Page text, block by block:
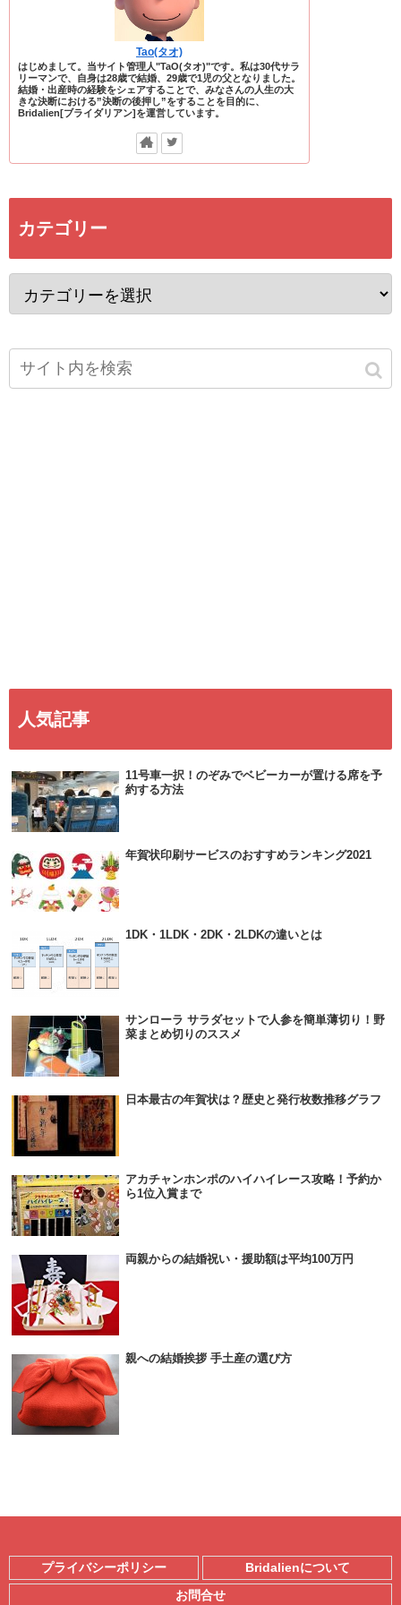
Tao(タオ)
はじめまして。当サイト管理人"TaO(タオ)"です。私は30代サラ
リーマンで、自身は28歳で結婚、29歳で1児の父となりました。
結婚・出産時の経験をシェアすることで、みなさんの人生の大
きな決断における”決断の後押し”をすることを目的に、
Bridalien[ブライダリアン]を運営しています。
カテゴリー
人気記事
11号車一択！のぞみでベビーカーが置ける席を予
約する方法
年賀状印刷サービスのおすすめランキング2021
1DK・1LDK・2DK・2LDKの違いとは
サンローラ サラダセットで人参を簡単薄切り！野
菜まとめ切りのススメ
日本最古の年賀状は？歴史と発行枚数推移グラフ
アカチャンホンポのハイハイレース攻略！予約か
ら1位入賞まで
両親からの結婚祝い・援助額は平均100万円
親への結婚挨拶 手土産の選び方
プライバシーポリシー
Bridalienについて
お問合せ